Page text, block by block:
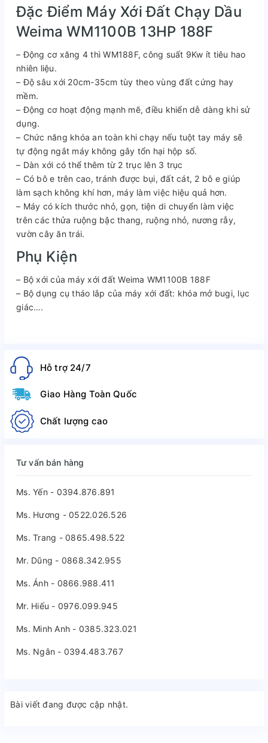
Đặc Điểm Máy Xới Đất Chạy Dầu
Weima WM1100B 13HP 188F
– Động cơ xăng 4 thì WM188F, công suất 9Kw ít tiêu hao
nhiên liệu.
– Độ sâu xới 20cm-35cm tùy theo vùng đất cứng hay
mềm.
– Động cơ hoạt động mạnh mẽ, điều khiển dễ dàng khi sử
dụng.
– Chức năng khóa an toàn khi chạy nếu tuột tay máy sẽ
tự động ngắt máy không gây tổn hại hộp số.
– Dàn xới có thể thêm từ 2 trục lên 3 trục
– Có bô e trên cao, tránh được bụi, đất cát, 2 bô e giúp
làm sạch không khí hơn, máy làm việc hiệu quả hơn.
– Máy có kích thước nhỏ, gọn, tiện di chuyển làm việc
trên các thửa ruộng bậc thang, ruộng nhỏ, nương rẫy,
vườn cây ăn trái.
Phụ Kiện
– Bộ xới của máy xới đất Weima WM1100B 188F
– Bộ dụng cụ tháo lắp của máy xới đất: khóa mở bugi, lục
giác….
Hỗ trợ 24/7
Giao Hàng Toàn Quốc
Chất lượng cao
Tư vấn bán hàng
Ms. Yến - 0394.876.891
Ms. Hương - 0522.026.526
Ms. Trang - 0865.498.522
Mr. Dũng - 0868.342.955
Ms. Ánh - 0866.988.411
Mr. Hiếu - 0976.099.945
Ms. Minh Anh - 0385.323.021
Ms. Ngân - 0394.483.767
Bài viết đang được cập nhật.